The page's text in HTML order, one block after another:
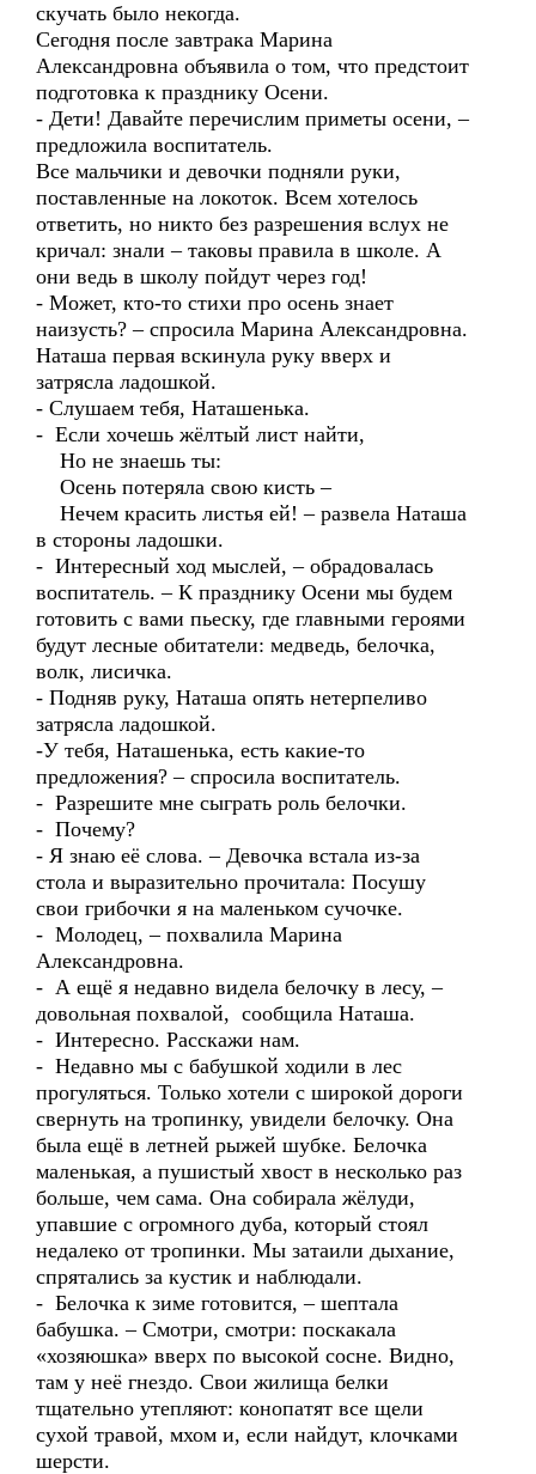
скучать было некогда.
Сегодня после завтрака Марина
Александровна объявила о том, что предстоит
подготовка к празднику Осени.
- Дети! Давайте перечислим приметы осени, –
предложила воспитатель.
Все мальчики и девочки подняли руки,
поставленные на локоток. Всем хотелось
ответить, но никто без разрешения вслух не
кричал: знали – таковы правила в школе. А
они ведь в школу пойдут через год!
- Может, кто-то стихи про осень знает
наизусть? – спросила Марина Александровна.
Наташа первая вскинула руку вверх и
затрясла ладошкой.
- Слушаем тебя, Наташенька.
- Если хочешь жёлтый лист найти,
Но не знаешь ты:
Осень потеряла свою кисть –
Нечем красить листья ей! – развела Наташа
в стороны ладошки.
- Интересный ход мыслей, – обрадовалась
воспитатель. – К празднику Осени мы будем
готовить с вами пьеску, где главными героями
будут лесные обитатели: медведь, белочка,
волк, лисичка.
- Подняв руку, Наташа опять нетерпеливо
затрясла ладошкой.
-У тебя, Наташенька, есть какие-то
предложения? – спросила воспитатель.
- Разрешите мне сыграть роль белочки.
- Почему?
- Я знаю её слова. – Девочка встала из-за
стола и выразительно прочитала: Посушу
свои грибочки я на маленьком сучочке.
- Молодец, – похвалила Марина
Александровна.
- А ещё я недавно видела белочку в лесу, –
довольная похвалой, сообщила Наташа.
- Интересно. Расскажи нам.
- Недавно мы с бабушкой ходили в лес
прогуляться. Только хотели с широкой дороги
свернуть на тропинку, увидели белочку. Она
была ещё в летней рыжей шубке. Белочка
маленькая, а пушистый хвост в несколько раз
больше, чем сама. Она собирала жёлуди,
упавшие с огромного дуба, который стоял
недалеко от тропинки. Мы затаили дыхание,
спрятались за кустик и наблюдали.
- Белочка к зиме готовится, – шептала
бабушка. – Смотри, смотри: поскакала
«хозяюшка» вверх по высокой сосне. Видно,
там у неё гнездо. Свои жилища белки
тщательно утепляют: конопатят все щели
сухой травой, мхом и, если найдут, клочками
шерсти.